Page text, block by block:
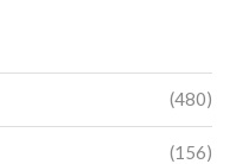
(480)
(156)